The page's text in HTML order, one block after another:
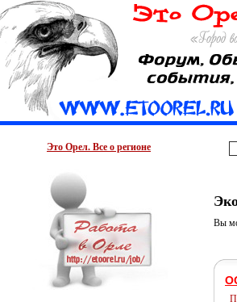
Это Орел. Все о регионе
Вы